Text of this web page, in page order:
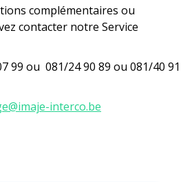
complémentaires ou
contacter notre Service
99 ou 081/24 90 89 ou 081/40 91
interco.be